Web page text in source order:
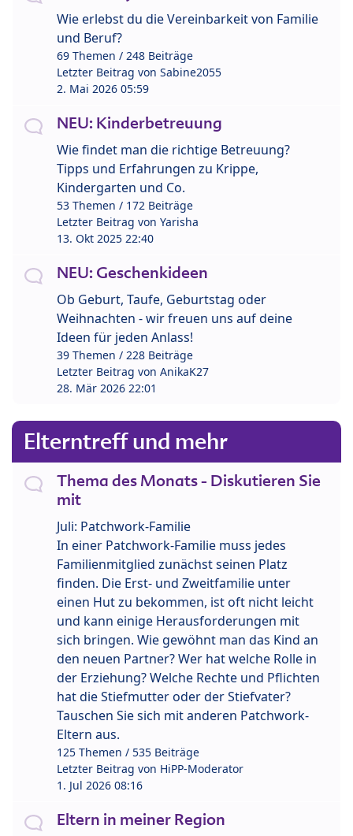
Wie erlebst du die Vereinbarkeit von Familie
und Beruf?
69 Themen / 248 Beiträge
Letzter Beitrag von Sabine2055
2. Mai 2026 05:59
NEU: Kinderbetreuung
Wie findet man die richtige Betreuung?
Tipps und Erfahrungen zu Krippe,
Kindergarten und Co.
53 Themen / 172 Beiträge
Letzter Beitrag von Yarisha
13. Okt 2025 22:40
NEU: Geschenkideen
Ob Geburt, Taufe, Geburtstag oder
Weihnachten - wir freuen uns auf deine
Ideen für jeden Anlass!
39 Themen / 228 Beiträge
Letzter Beitrag von AnikaK27
28. Mär 2026 22:01
Elterntreff und mehr
Thema des Monats - Diskutieren Sie
mit
Juli: Patchwork-Familie
In einer Patchwork-Familie muss jedes
Familienmitglied zunächst seinen Platz
finden. Die Erst- und Zweitfamilie unter
einen Hut zu bekommen, ist oft nicht leicht
und kann einige Herausforderungen mit
sich bringen. Wie gewöhnt man das Kind an
den neuen Partner? Wer hat welche Rolle in
der Erziehung? Welche Rechte und Pflichten
hat die Stiefmutter oder der Stiefvater?
Tauschen Sie sich mit anderen Patchwork-
Eltern aus.
125 Themen / 535 Beiträge
Letzter Beitrag von HiPP-Moderator
1. Jul 2026 08:16
Eltern in meiner Region